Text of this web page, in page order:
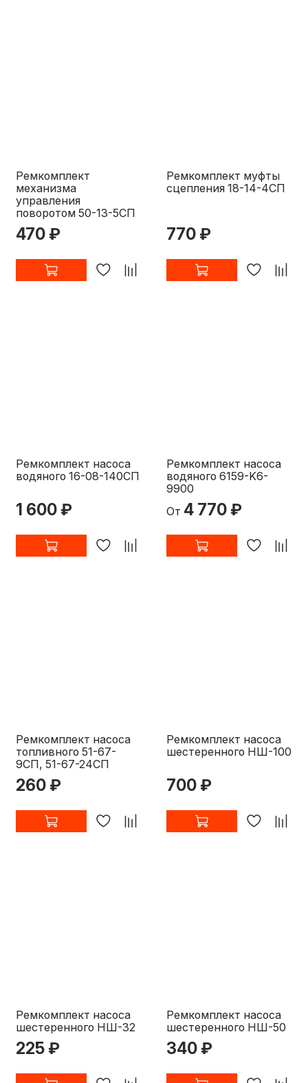
Ремкомплект
механизма
управления
поворотом 50-13-5СП
470 ₽
Ремкомплект муфты
сцепления 18-14-4СП
770 ₽
Ремкомплект насоса
водяного 16-08-140СП
1 600 ₽
Ремкомплект насоса
водяного 6159-K6-
9900
От 4 770 ₽
Ремкомплект насоса
топливного 51-67-
9СП, 51-67-24СП
260 ₽
Ремкомплект насоса
шестеренного НШ-100
700 ₽
Ремкомплект насоса
шестеренного НШ-32
225 ₽
Ремкомплект насоса
шестеренного НШ-50
340 ₽